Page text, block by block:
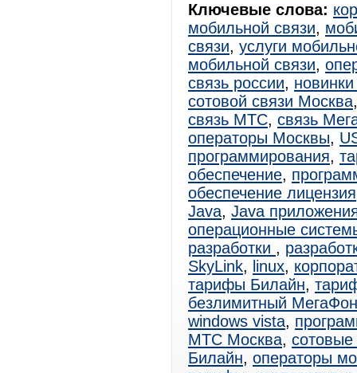
Ключевые слова:
мобильной связи,
связи, услуги
мобильной связи,
связь россии,
сотовой связи Москва
связь МТС, связь
операторы Москвы,
программирования,
обеспечение,
обеспечение лицензия
Java, Java
операционные
разработки ,
SkyLink, linux,
тарифы Билайн,
безлимитный МегаФон
windows vista,
МТС Москва,
Билайн, операторы